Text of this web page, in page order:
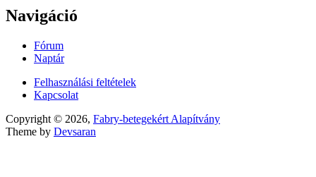
Navigáció
Fórum
Naptár
Felhasználási feltételek
Kapcsolat
Copyright © 2026, Fabry-betegekért Alapítvány
Theme by Devsaran